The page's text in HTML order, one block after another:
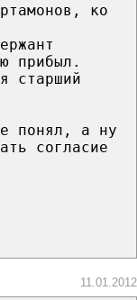
ко
прибыл.
старший
понял, а ну
согласие
11.01.2012